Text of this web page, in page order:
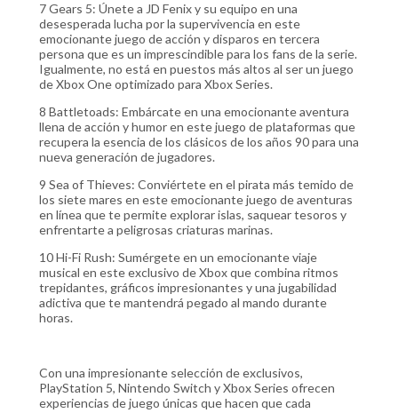
7 Gears 5: Únete a JD Fenix y su equipo en una
desesperada lucha por la supervivencia en este
emocionante juego de acción y disparos en tercera
persona que es un imprescindible para los fans de la serie.
Igualmente, no está en puestos más altos al ser un juego
de Xbox One optimizado para Xbox Series.
8 Battletoads: Embárcate en una emocionante aventura
llena de acción y humor en este juego de plataformas que
recupera la esencia de los clásicos de los años 90 para una
nueva generación de jugadores.
9 Sea of Thieves: Conviértete en el pirata más temido de
los siete mares en este emocionante juego de aventuras
en línea que te permite explorar islas, saquear tesoros y
enfrentarte a peligrosas criaturas marinas.
10 Hi-Fi Rush: Sumérgete en un emocionante viaje
musical en este exclusivo de Xbox que combina ritmos
trepidantes, gráficos impresionantes y una jugabilidad
adictiva que te mantendrá pegado al mando durante
horas.
Con una impresionante selección de exclusivos,
PlayStation 5, Nintendo Switch y Xbox Series ofrecen
experiencias de juego únicas que hacen que cada